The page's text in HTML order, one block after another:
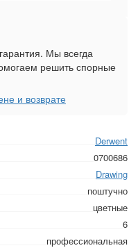
Derwent
0700686
Drawing
поштучно
цветные
6
профессиональная
Мы всегда
решить спорные
и возврате